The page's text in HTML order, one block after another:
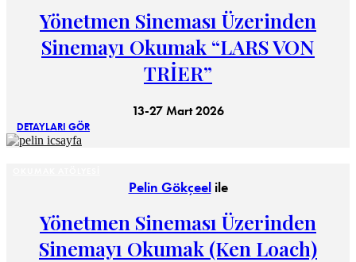
Yönetmen Sineması Üzerinden
Sinemayı Okumak “LARS VON
TRİER”
13-27 Mart 2026
DETAYLARI GÖR
Pelin Gökçeelile
Yönetmen Sineması Üzerinden
Sinemayı Okumak (Ken Loach)